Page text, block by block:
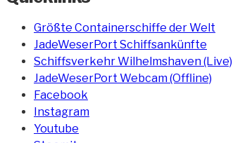
Größte Containerschiffe der Welt
JadeWeserPort Schiffsankünfte
Schiffsverkehr Wilhelmshaven (Live)
JadeWeserPort Webcam (Offline)
Facebook
Instagram
Youtube